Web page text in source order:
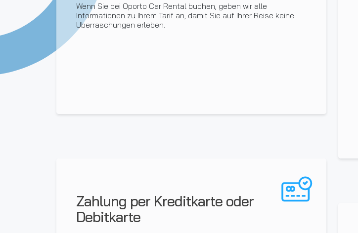
Wenn Sie bei Oporto Car Rental buchen, geben wir alle
Informationen zu Ihrem Tarif an, damit Sie auf Ihrer Reise keine
Überraschungen erleben.
Zahlung per Kreditkarte oder
Debitkarte